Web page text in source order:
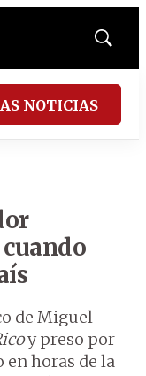
Mostrar
NOTICIAS
de Miguel
y preso por
en horas de la